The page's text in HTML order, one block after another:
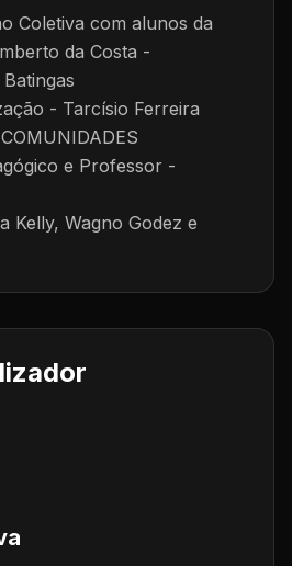
Coletiva com alunos da
da Costa -
- Tarcísio Ferreira
e Professor -
Kelly, Wagno Godez e